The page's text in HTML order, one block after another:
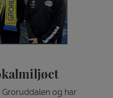
Groruddalen og har